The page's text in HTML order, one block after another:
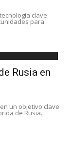
clave
para
Rusia en
un objetivo clave
de Rusia.